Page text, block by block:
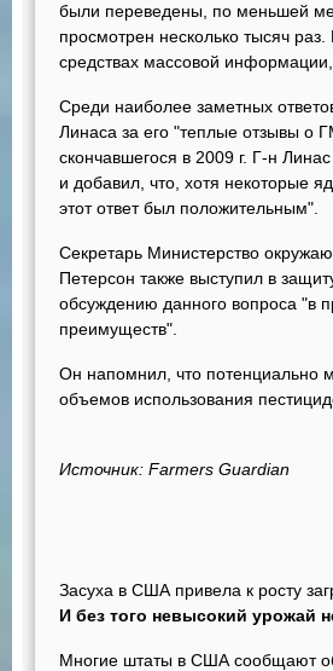
были переведены, по меньшей
просмотрен несколько тысяч
средствах массовой
Среди наиболее заметных
Линаса за его "теплые отзывы о
скончавшегося в 2009 г. Г-н
и добавил, что, хотя некоторые
этот ответ был положительным".
Секретарь Министерство
Петерсон также выступил в
обсуждению данного вопроса "в
преимуществ".
Он напомнил, что потенциально
объемов использования
Источник: Farmers Guardian
Засуха в США привела к росту
И без того невысокий урожай
Многие штаты в США сообщают